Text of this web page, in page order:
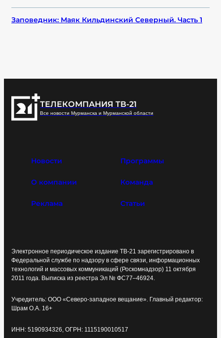
Заповедник: Маяк Кильдинский Северный. Часть 1
ТЕЛЕКОМПАНИЯ ТВ-21
Все новости Мурманска и Мурманской области
Новости Программы
О компании Команда
Реклама Статьи
Электронное периодическое издание ТВ-21 зарегистрировано в
Федеральной службе по надзору в сфере связи, информационных
технологий и массовых коммуникаций (Роскомнадзор) 11 октября
2011 года. Выписка из реестра Эл № ФС77–46924.
Учредитель: ООО «Северо-западное вещание». Главный редактор:
Шрам О.А. 16+
ИНН: 5190934326, ОГРН: 1115190010517